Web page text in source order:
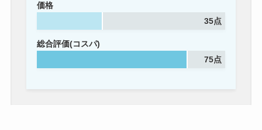
価格
35点
総合評価(コスパ)
75点